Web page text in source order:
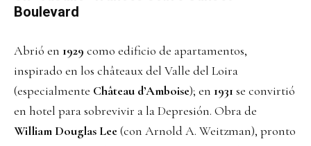
Boulevard
Abrió en 1929 como edificio de apartamentos,
inspirado en los châteaux del Valle del Loira
(especialmente Château d’Amboise); en 1931 se convirtió
en hotel para sobrevivir a la Depresión. Obra de
William Douglas Lee(con Arnold A. Weitzman), pronto